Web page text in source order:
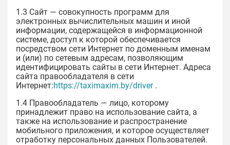
1.3 Сайт — совокупность программ для
электронных вычислительных машин и иной
информации, содержащейся в информационной
системе, доступ к которой обеспечивается
посредством сети Интернет по доменным именам
и (или) по сетевым адресам, позволяющим
идентифицировать сайты в сети Интернет. Адреса
сайта правообладателя в сети
Интернет:https://taximaxim.by/driver.
1.4 Правообладатель — лицо, которому
принадлежит право на использование сайта, а
также на использование и распространение
мобильного приложения, и которое осуществляет
отработку персональных данных Пользователей.